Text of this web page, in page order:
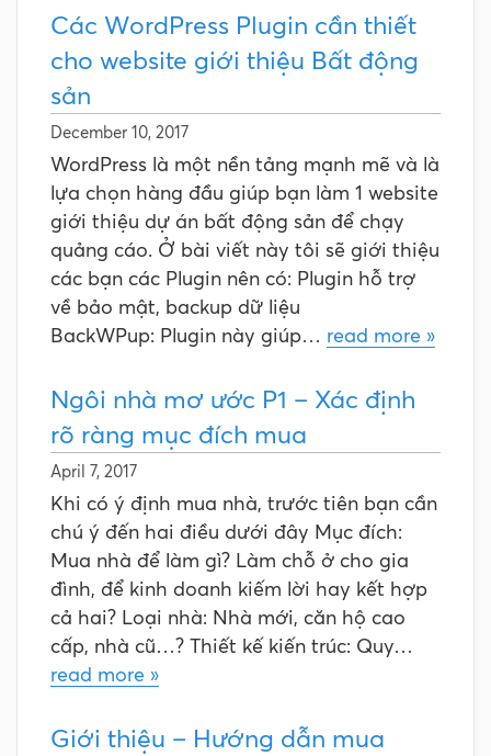
Các WordPress Plugin cần thiết
cho website giới thiệu Bất động
sản
December 10, 2017
WordPress là một nền tảng mạnh mẽ và là
lựa chọn hàng đầu giúp bạn làm 1 website
giới thiệu dự án bất động sản để chạy
quảng cáo. Ở bài viết này tôi sẽ giới thiệu
các bạn các Plugin nên có: Plugin hỗ trợ
về bảo mật, backup dữ liệu
BackWPup: Plugin này giúp… read more »
Ngôi nhà mơ ước P1 – Xác định
rõ ràng mục đích mua
April 7, 2017
Khi có ý định mua nhà, trước tiên bạn cần
chú ý đến hai điều dưới đây Mục đích:
Mua nhà để làm gì? Làm chỗ ở cho gia
đình, để kinh doanh kiếm lời hay kết hợp
cả hai? Loại nhà: Nhà mới, căn hộ cao
cấp, nhà cũ…? Thiết kế kiến trúc: Quy…
read more »
Giới thiệu – Hướng dẫn mua